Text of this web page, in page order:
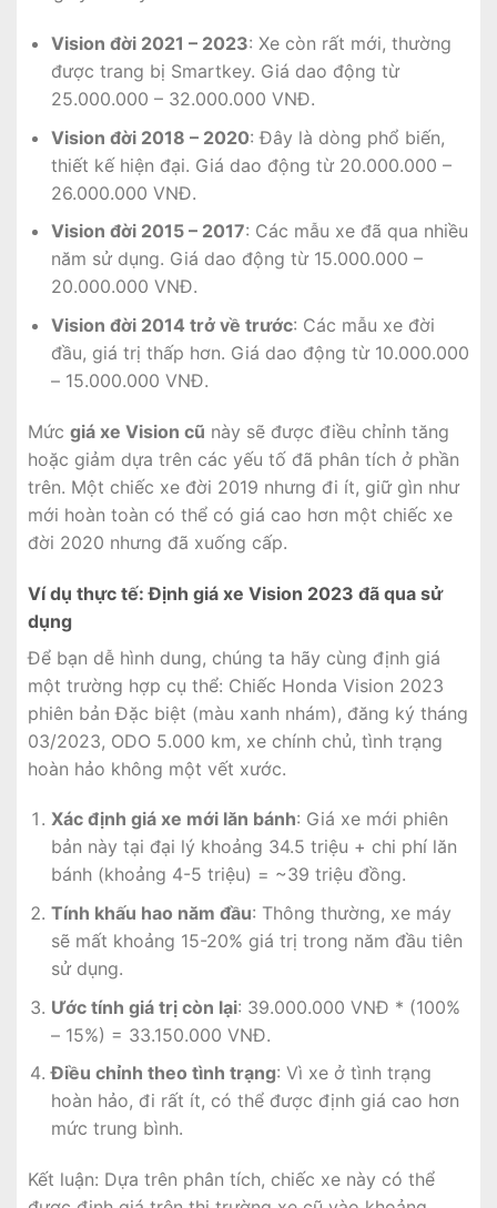
Vision đời 2021 – 2023: Xe còn rất mới, thường
được trang bị Smartkey. Giá dao động từ
25.000.000 – 32.000.000 VNĐ.
Vision đời 2018 – 2020: Đây là dòng phổ biến,
thiết kế hiện đại. Giá dao động từ 20.000.000 –
26.000.000 VNĐ.
Vision đời 2015 – 2017: Các mẫu xe đã qua nhiều
năm sử dụng. Giá dao động từ 15.000.000 –
20.000.000 VNĐ.
Vision đời 2014 trở về trước: Các mẫu xe đời
đầu, giá trị thấp hơn. Giá dao động từ 10.000.000
– 15.000.000 VNĐ.
Mức giá xe Vision cũ này sẽ được điều chỉnh tăng
hoặc giảm dựa trên các yếu tố đã phân tích ở phần
trên. Một chiếc xe đời 2019 nhưng đi ít, giữ gìn như
mới hoàn toàn có thể có giá cao hơn một chiếc xe
đời 2020 nhưng đã xuống cấp.
Ví dụ thực tế: Định giá xe Vision 2023 đã qua sử
dụng
Để bạn dễ hình dung, chúng ta hãy cùng định giá
một trường hợp cụ thể: Chiếc Honda Vision 2023
phiên bản Đặc biệt (màu xanh nhám), đăng ký tháng
03/2023, ODO 5.000 km, xe chính chủ, tình trạng
hoàn hảo không một vết xước.
Xác định giá xe mới lăn bánh: Giá xe mới phiên
bản này tại đại lý khoảng 34.5 triệu + chi phí lăn
bánh (khoảng 4-5 triệu) = ~39 triệu đồng.
Tính khấu hao năm đầu: Thông thường, xe máy
sẽ mất khoảng 15-20% giá trị trong năm đầu tiên
sử dụng.
Ước tính giá trị còn lại: 39.000.000 VNĐ * (100%
– 15%) = 33.150.000 VNĐ.
Điều chỉnh theo tình trạng: Vì xe ở tình trạng
hoàn hảo, đi rất ít, có thể được định giá cao hơn
mức trung bình.
Kết luận: Dựa trên phân tích, chiếc xe này có thể